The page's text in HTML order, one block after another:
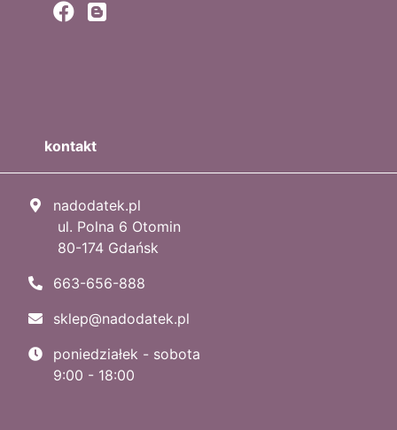
kontakt
nadodatek.pl
ul. Polna 6 Otomin
80-174 Gdańsk
663-656-888
sklep@nadodatek.pl
poniedziałek - sobota
9:00 - 18:00